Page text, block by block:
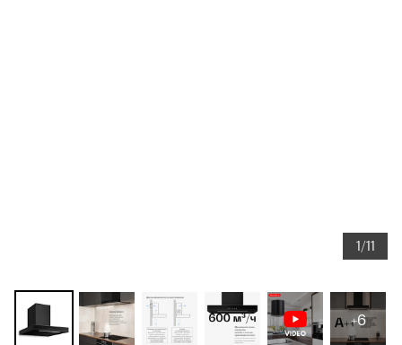
1/11
+6